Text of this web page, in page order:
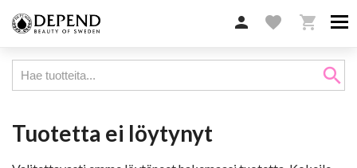
 favorite 
search
Tuotetta ei löytynyt